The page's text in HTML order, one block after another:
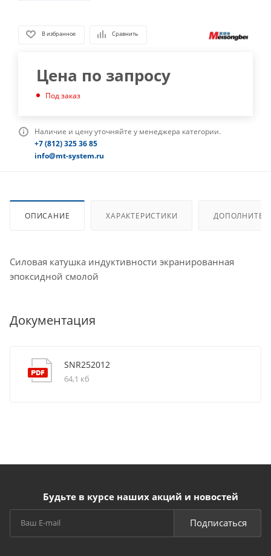
В избранное Сравнить
Цена по запросу
Под заказ
Наличие и цену уточняйте у менеджера категории.
+7 (812) 325 36 85
info@mt-system.ru
ОПИСАНИЕ ХАРАКТЕРИСТИКИ
Силовая катушка индуктивности экранированная
эпоксидной смолой
Документация
SNR252012
64,1 кб
Будьте в курсе наших акций и новостей
Подписаться